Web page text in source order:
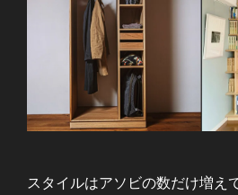
スタイルはアソビの数だけ増え